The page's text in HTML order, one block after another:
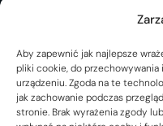
Aby zapewnić jak najlepsze
pliki cookie, do
urządzeniu. Zgoda na te
jak zachowanie podczas
stronie. Brak wyrażenia zgody
Postępowanie o
zatwierdzenie układu
Plan restrukturyzacyjny
Negocjacje z wierzycielami
Postępowanie sanacyjne
Pomoc w zarządzaniu firmą